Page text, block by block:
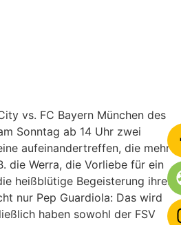
vs. FC Bayern München des
Sonntag ab 14 Uhr zwei
aufeinandertreffen, die mehr
die Werra, die Vorliebe für ein
heißblütige Begeisterung ihres
nur Pep Guardiola: Das wird
haben sowohl der FSV